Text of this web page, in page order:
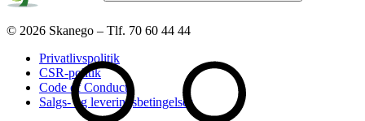
© 2026 Skanego – Tlf. 70 60 44 44
Privatlivspolitik
CSR-politik
Code of Conduct
Salgs- og leveringsbetingelser